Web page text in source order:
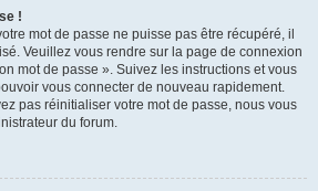
!
mot de passe ne puisse pas être récupéré, il
Veuillez vous rendre sur la page de connexion
mot de passe ». Suivez les instructions et vous
vous connecter de nouveau rapidement.
pas réinitialiser votre mot de passe, nous vous
du forum.